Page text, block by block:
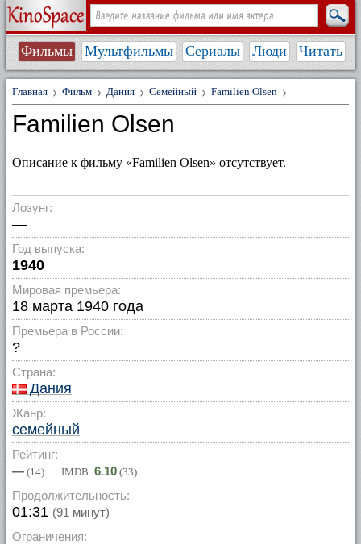
Фильмы Мультфильмы Сериалы Люди Читать
Главная Фильм Дания Семейный Familien Olsen
Familien Olsen
Описание к фильму «Familien Olsen» отсутствует.
Лозунг:
—
Год выпуска:
1940
Мировая премьера:
18 марта 1940 года
Премьера в России:
?
Страна:
Дания
Жанр:
семейный
Рейтинг:
— (14) IMDB: 6.10 (33)
Продолжительность:
01:31 (91 минут)
Ограничения: